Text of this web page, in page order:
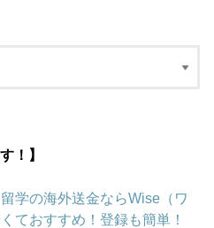
！】
学の海外送金ならWise（ワ
ておすすめ！登録も簡単！